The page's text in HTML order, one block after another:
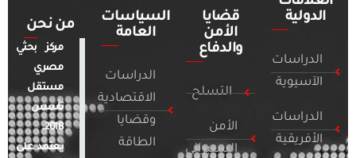
الدولية
الدراسات
الآسيوية
الدراسات
الأفريقية
قضايا
الأمن
والدفاع
التسلح
الأمن
السيبراني
السياسات
العامة
الدراسات
الاقتصادية
وقضايا
الطاقة
من نحن
مركز بحثي
مصري
مستقل
تأسس
2018.
يعتمد على